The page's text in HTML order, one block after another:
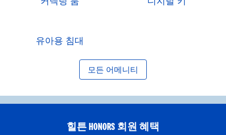
유아용 침대
모든 어메니티
힐튼 HONORS 회원 혜택